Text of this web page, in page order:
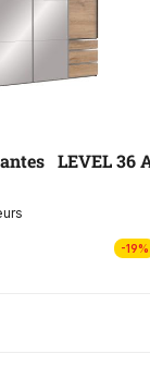
LEVEL 36
-19%